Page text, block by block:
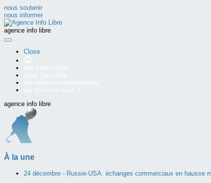
nous soutenir
nous informer
agence info libre
Close
agence info libre
À la une
24 décembre - Russie-USA: échanges commerciaux en hausse